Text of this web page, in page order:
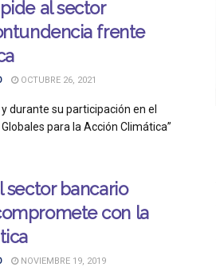
al sector
frente
OCTUBRE 26, 2021
y durante su participación en el
para la Acción Climática”
sector bancario
con la
NOVIEMBRE 19, 2019